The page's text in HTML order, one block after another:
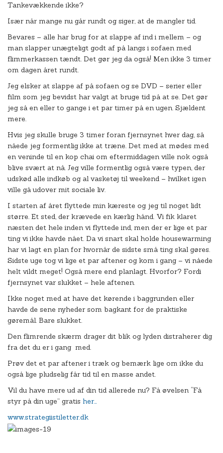
Tankevækkende ikke?
Især når mange nu går rundt og siger, at de mangler tid.
Bevares – alle har brug for at slappe af ind i mellem – og
man slapper unægteligt godt af på langs i sofaen med
flimmerkassen tændt. Det gør jeg da også! Men ikke 3 timer
om dagen året rundt.
Jeg elsker at slappe af på sofaen og se DVD – serier eller
film som jeg bevidst har valgt at bruge tid på at se. Det gør
jeg så en eller to gange i et par timer på en ugen. Sjældent
mere.
Hvis jeg skulle bruge 3 timer foran fjernsynet hver dag, så
nåede jeg formentlig ikke at træne. Det med at mødes med
en veninde til en kop chai om eftermiddagen ville nok også
blive svært at nå. Jeg ville formentlig også være typen, der
udskød alle indkøb og al vasketøj til weekend – hvilket igen
ville gå udover mit sociale liv.
I starten af året flyttede min kæreste og jeg til noget lidt
større. Et sted, der krævede en kærlig hånd. Vi fik klaret
næsten det hele inden vi flyttede ind, men der er lige et par
ting vi ikke havde nået. Da vi snart skal holde housewarming
har vi lagt en plan for hvornår de sidste små ting skal gøres.
Sidste uge tog vi lige et par aftener og kom i gang – vi nåede
helt vildt meget! Også mere end planlagt. Hvorfor? Fordi
fjernsynet var slukket – hele aftenen.
Ikke noget med at have det kørende i baggrunden eller
havde de sene nyheder som bagkant for de praktiske
gøremål. Bare slukket.
Den flimrende skærm drager dit blik og lyden distraherer dig
fra det du er i gang med.
Prøv det et par aftener i træk og bemærk lige om ikke du
også lige pludselig får tid til en masse andet.
Vil du have mere ud af din tid allerede nu? Få øvelsen “Få
styr på din uge” gratis her…
www.strategiistiletter.dk